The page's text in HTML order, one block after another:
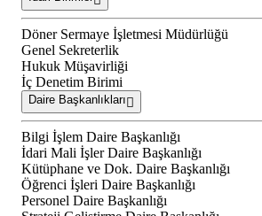
Döner Sermaye İşletmesi Müdürlüğü
Genel Sekreterlik
Hukuk Müşavirliği
İç Denetim Birimi
Daire Başkanlıkları
Bilgi İşlem Daire Başkanlığı
İdari Mali İşler Daire Başkanlığı
Kütüphane ve Dok. Daire Başkanlığı
Öğrenci İşleri Daire Başkanlığı
Personel Daire Başkanlığı